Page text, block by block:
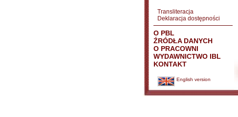
Transliteracja
Deklaracja dostępności
O PBL
ŹRÓDŁA DANYCH
O PRACOWNI
WYDAWNICTWO IBL
KONTAKT
English version